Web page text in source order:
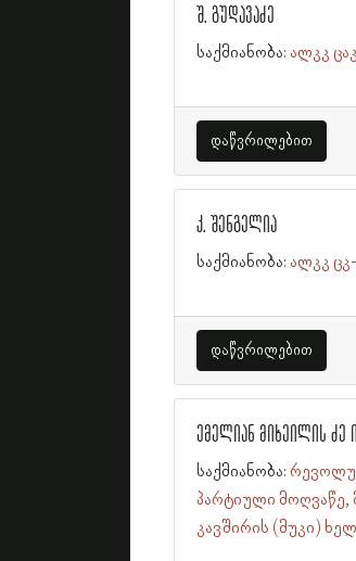
შ. გუდავაძე
საქმიანობა: ალკკ
დაწვრილებით
კ. შენგელია
საქმიანობა: ალკკ
დაწვრილებით
ემელიან მიხეილის ძე
საქმიანობა:
პარტიული მოღვაწე
კავშირის (მუკი)